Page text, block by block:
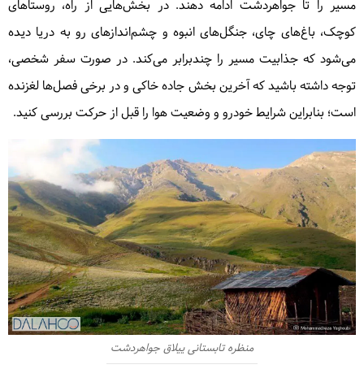
مسیر را تا جواهردشت ادامه دهند. در بخش‌هایی از راه، روستاهای
کوچک، باغ‌های چای، جنگل‌های انبوه و چشم‌اندازهای رو به دریا دیده
می‌شود که جذابیت مسیر را چندبرابر می‌کند. در صورت سفر شخصی،
توجه داشته باشید که آخرین بخش جاده خاکی و در برخی فصل‌ها لغزنده
است؛ بنابراین شرایط خودرو و وضعیت هوا را قبل از حرکت بررسی کنید.
منظره تابستانی ییلاق جواهردشت